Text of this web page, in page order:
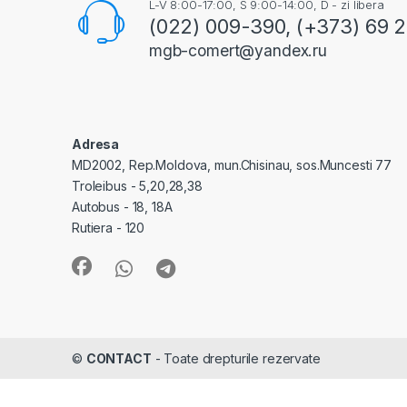
L-V 8:00-17:00, S 9:00-14:00, D - zi libera
(022) 009-390, (+373) 69
mgb-comert@yandex.ru
Adresa
MD2002, Rep.Moldova, mun.Chisinau, sos.Muncesti 77
Troleibus - 5,20,28,38
Autobus - 18, 18A
Rutiera - 120
© CONTACT - Toate drepturile rezervate